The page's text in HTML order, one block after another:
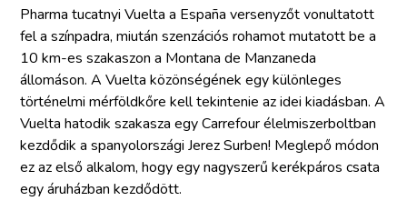
Pharma tucatnyi Vuelta a España versenyzőt vonultatott
fel a színpadra, miután szenzációs rohamot mutatott be a
10 km-es szakaszon a Montana de Manzaneda
állomáson. A Vuelta közönségének egy különleges
történelmi mérföldkőre kell tekintenie az idei kiadásban. A
Vuelta hatodik szakasza egy Carrefour élelmiszerboltban
kezdődik a spanyolországi Jerez Surben! Meglepő módon
ez az első alkalom, hogy egy nagyszerű kerékpáros csata
egy áruházban kezdődött.